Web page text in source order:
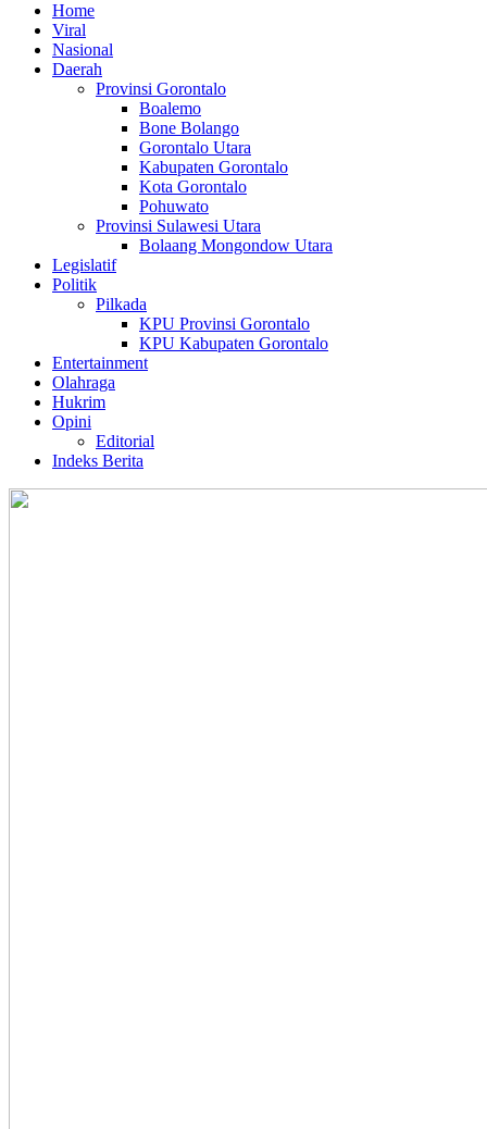
Home
Viral
Nasional
Daerah
Provinsi Gorontalo
Boalemo
Bone Bolango
Gorontalo Utara
Kabupaten Gorontalo
Kota Gorontalo
Pohuwato
Provinsi Sulawesi Utara
Bolaang Mongondow Utara
Legislatif
Politik
Pilkada
KPU Provinsi Gorontalo
KPU Kabupaten Gorontalo
Entertainment
Olahraga
Hukrim
Opini
Editorial
Indeks Berita